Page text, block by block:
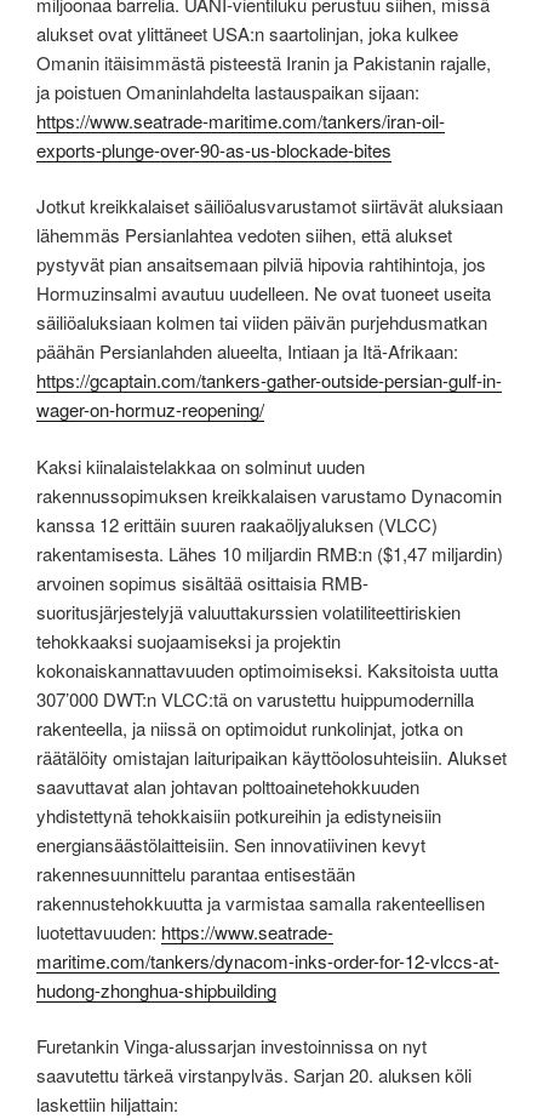
alukset ovat ylittäneet USA:n saartolinjan, joka kulkee
Omanin itäisimmästä pisteestä Iranin ja Pakistanin rajalle,
ja poistuen Omaninlahdelta lastauspaikan sijaan:
https://www.seatrade-maritime.com/tankers/iran-oil-
exports-plunge-over-90-as-us-blockade-bites
Jotkut kreikkalaiset säiliöalusvarustamot siirtävät aluksiaan
lähemmäs Persianlahtea vedoten siihen, että alukset
pystyvät pian ansaitsemaan pilviä hipovia rahtihintoja, jos
Hormuzinsalmi avautuu uudelleen. Ne ovat tuoneet useita
säiliöaluksiaan kolmen tai viiden päivän purjehdusmatkan
päähän Persianlahden alueelta, Intiaan ja Itä-Afrikaan:
https://gcaptain.com/tankers-gather-outside-persian-gulf-in-
wager-on-hormuz-reopening/
Kaksi kiinalaistelakkaa on solminut uuden
rakennussopimuksen kreikkalaisen varustamo Dynacomin
kanssa 12 erittäin suuren raakaöljyaluksen (VLCC)
rakentamisesta. Lähes 10 miljardin RMB:n ($1,47 miljardin)
arvoinen sopimus sisältää osittaisia ​​RMB-
suoritusjärjestelyjä valuuttakurssien volatiliteettiriskien
tehokkaaksi suojaamiseksi ja projektin
kokonaiskannattavuuden optimoimiseksi. Kaksitoista uutta
307’000 DWT:n VLCC:tä on varustettu huippumodernilla
rakenteella, ja niissä on optimoidut runkolinjat, jotka on
räätälöity omistajan laituripaikan käyttöolosuhteisiin. Alukset
saavuttavat alan johtavan polttoainetehokkuuden
yhdistettynä tehokkaisiin potkureihin ja edistyneisiin
energiansäästölaitteisiin. Sen innovatiivinen kevyt
rakennesuunnittelu parantaa entisestään
rakennustehokkuutta ja varmistaa samalla rakenteellisen
luotettavuuden: https://www.seatrade-
maritime.com/tankers/dynacom-inks-order-for-12-vlccs-at-
hudong-zhonghua-shipbuilding
Furetankin Vinga-alussarjan investoinnissa on nyt
saavutettu tärkeä virstanpylväs. Sarjan 20. aluksen köli
laskettiin hiljattain: